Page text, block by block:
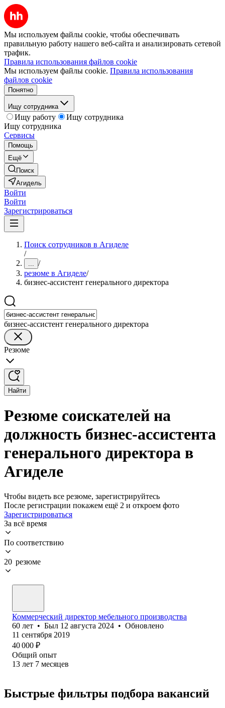
Мы используем файлы cookie, чтобы обеспечивать
правильную работу нашего веб-сайта и анализировать сетевой
трафик.
Правила использования файлов cookie
Мы используем файлы cookie. Правила использования
файлов cookie
Понятно
Ищу сотрудника
Ищу работу
Ищу сотрудника
Ищу сотрудника
Сервисы
Помощь
Ещё
Поиск
Агидель
Войти
Войти
Зарегистрироваться
Поиск сотрудников в Агиделе
/
... /
резюме в Агиделе/
бизнес-ассистент генерального директора
бизнес-ассистент генерального директора
Резюме
Найти
Резюме соискателей на
должность бизнес-ассистента
генерального директора в
Агиделе
Чтобы видеть все резюме, зарегистрируйтесь
После регистрации покажем ещё 2 и откроем фото
Зарегистрироваться
За всё время
По соответствию
20 резюме
Коммерческий директор мебельного производства
60 лет • Был 12 августа 2024 • Обновлено
11 сентября 2019
40 000 ₽
Общий опыт
13 лет 7 месяцев
Быстрые фильтры подбора вакансий